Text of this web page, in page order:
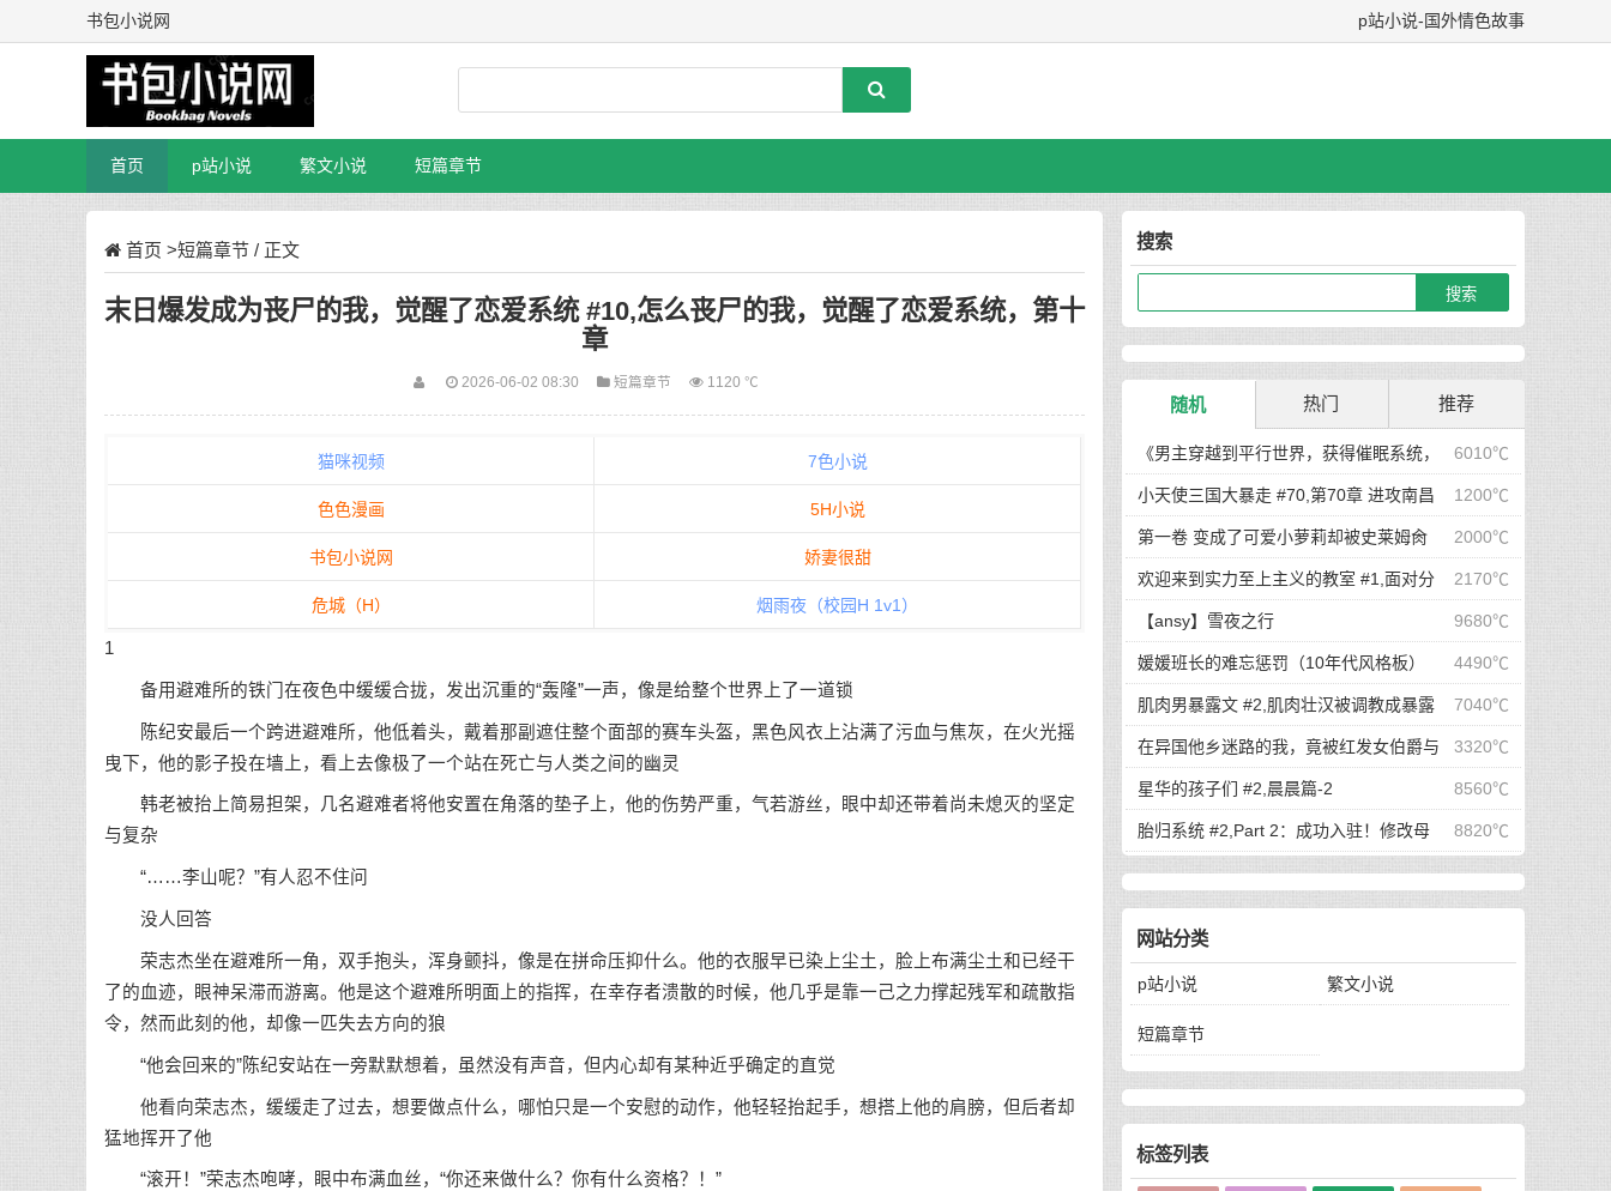
书包小说网 p站小说-国外情色故事
首页 p站小说 繁文小说 短篇章节
首页 >短篇章节 / 正文
末日爆发成为丧尸的我，觉醒了恋爱系统 #10,怎么丧尸的我，觉醒了恋爱系统，第十
章
2026-06-02 08:30 短篇章节 1120 ℃
猫咪视频 7色小说
色色漫画 5H小说
书包小说网 娇妻很甜
危城（H） 烟雨夜（校园H 1v1）
1
备用避难所的铁门在夜色中缓缓合拢，发出沉重的“轰隆”一声，像是给整个世界上了一道锁
陈纪安最后一个跨进避难所，他低着头，戴着那副遮住整个面部的赛车头盔，黑色风衣上沾满了污血与焦灰，在火光摇
曳下，他的影子投在墙上，看上去像极了一个站在死亡与人类之间的幽灵
韩老被抬上简易担架，几名避难者将他安置在角落的垫子上，他的伤势严重，气若游丝，眼中却还带着尚未熄灭的坚定
与复杂
“……李山呢？”有人忍不住问
没人回答
荣志杰坐在避难所一角，双手抱头，浑身颤抖，像是在拼命压抑什么。他的衣服早已染上尘土，脸上布满尘土和已经干
了的血迹，眼神呆滞而游离。他是这个避难所明面上的指挥，在幸存者溃散的时候，他几乎是靠一己之力撑起残军和疏散指
令，然而此刻的他，却像一匹失去方向的狼
“他会回来的”陈纪安站在一旁默默想着，虽然没有声音，但内心却有某种近乎确定的直觉
他看向荣志杰，缓缓走了过去，想要做点什么，哪怕只是一个安慰的动作，他轻轻抬起手，想搭上他的肩膀，但后者却
猛地挥开了他
“滚开！”荣志杰咆哮，眼中布满血丝，“你还来做什么？你有什么资格？！”
搜索
随机 热门 推荐
6010℃
《男主穿越到平行世界，获得催眠系统，
在这个世界当中，所有人都听从小天的安排...》/
哪怕男主在街上闲逛，选好目标后，直接敲门，开
始玩弄户主的老婆与女儿...
1200℃
小天使三国大暴走 #70,第70章 进攻南昌
前夕，小天使二次元写真集显魅力 2000℃
第一卷 变成了可爱小萝莉却被史莱姆肏
翻的我可是看了亿万本小黄书的老司机啊！ #7,渴
望被肏翻的我居然只是个小萝莉
2170℃
欢迎来到实力至上主义的教室 #1,面对分
手的绫小路，轻井泽的最后请求是 9680℃
【ansy】雪夜之行
4490℃
媛媛班长的难忘惩罚（10年代风格板）
7040℃
肌肉男暴露文 #2,肌肉壮汉被调教成暴露
狂#2 3320℃
在异国他乡迷路的我，竟被红发女伯爵与
金发未亡人争夺？ #5,【连载其五】在异国他乡迷
路的我，竟被红发女伯爵与金发未亡人争夺？
8560℃
星华的孩子们 #2,晨晨篇-2
8820℃
胎归系统 #2,Part 2：成功入驻！修改母
体变得淫荡，把她彻底调教成稍微胎动一下就会流
水的色情大母猪！
网站分类
p站小说 繁文小说
短篇章节
标签列表